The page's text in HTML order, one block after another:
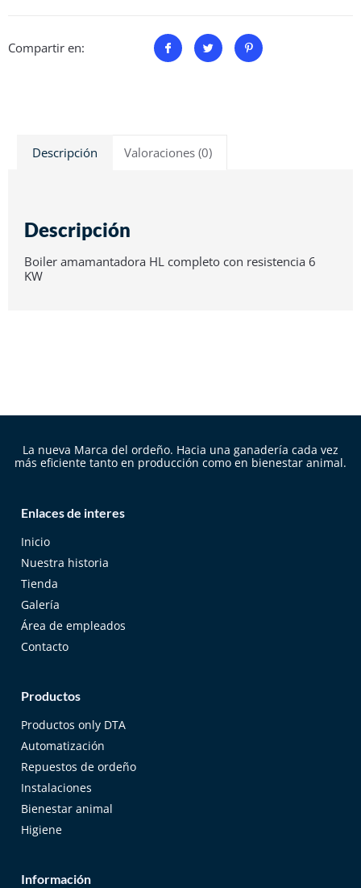
Compartir en:
Descripción Valoraciones (0)
Descripción
Boiler amamantadora HL completo con resistencia 6
KW
La nueva Marca del ordeño. Hacia una ganadería cada vez
más eficiente tanto en producción como en bienestar animal.
Enlaces de interes
Inicio
Nuestra historia
Tienda
Galería
Área de empleados
Contacto
Productos
Productos only DTA
Automatización
Repuestos de ordeño
Instalaciones
Bienestar animal
Higiene
Información